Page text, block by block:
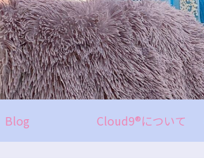
Blog Cloud9®について